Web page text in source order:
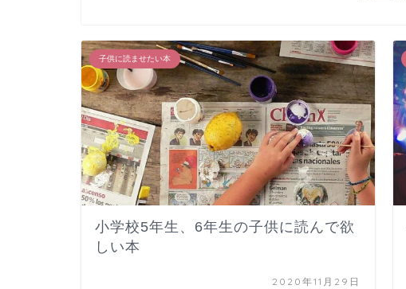
子供に読ませたい本
小学校5年生、6年生の子供に読んで欲
しい本
2020年11月29日